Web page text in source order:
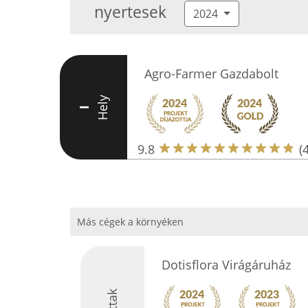
nyertesek 2024
I Hely
Agro-Farmer Gazdabolt
9.8
Más cégek a környéken
Dotisflora Virágáruház